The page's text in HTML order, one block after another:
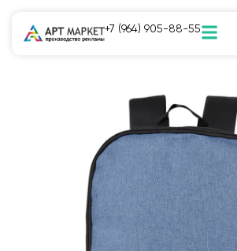
+7 (964) 905-88-55